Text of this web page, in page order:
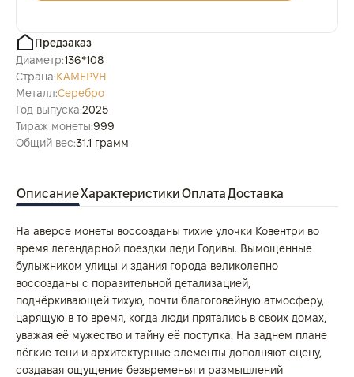
Предзаказ
Диаметр:136*108
Страна:КАМЕРУН
Металл:Серебро
Год выпуска:2025
Тираж монеты:999
Общий вес:31.1 грамм
ОписаниеХарактеристикиОплатаДоставка
На аверсе монеты воссозданы тихие улочки Ковентри во
время легендарной поездки леди Годивы. Вымощенные
булыжником улицы и здания города великолепно
воссозданы с поразительной детализацией,
подчёркивающей тихую, почти благоговейную атмосферу,
царящую в то время, когда люди прятались в своих домах,
уважая её мужество и тайну её поступка. На заднем плане
лёгкие тени и архитектурные элементы дополняют сцену,
создавая ощущение безвременья и размышлений